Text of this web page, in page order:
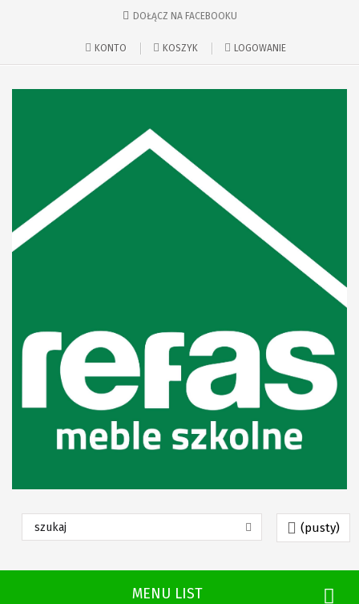
DOŁĄCZ NA FACEBOOKU
KONTO KOSZYK LOGOWANIE
(pusty)
MENU LIST